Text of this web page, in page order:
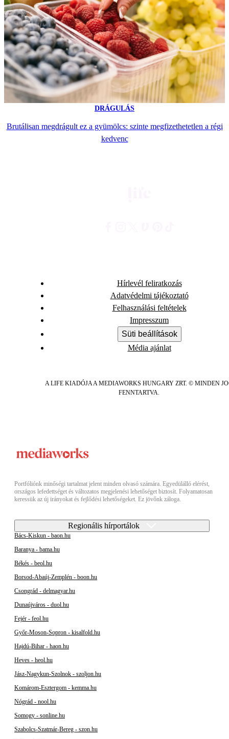
DRÁGULÁS
Brutálisan megdrágult ez a gyümölcs: szinte megfizethetetlen a régi
kedvenc
Hírlevél feliratkozás
Adatvédelmi tájékoztató
Felhasználási feltételek
Impresszum
Süti beállítások
Média ajánlat
A LIFE KIADÓJA A MEDIAWORKS HUNGARY ZRT. © MINDEN
FENNTARTVA.
Portfóliónk minőségi tartalmat jelent minden olvasó számára. Egyedülálló elérést,
országos lefedettséget és változatos megjelenési lehetőséget biztosít. Folyamatosan
keressük az új irányokat és fejlődési lehetőségeket. Ez jövőnk záloga.
Regionális hírportálok
Bács-Kiskun - baon.hu
Baranya - bama.hu
Békés - beol.hu
Borsod-Abaúj-Zemplén - boon.hu
Csongrád - delmagyar.hu
Dunaújváros - duol.hu
Fejér - feol.hu
Győr-Moson-Sopron - kisalfold.hu
Hajdú-Bihar - haon.hu
Heves - heol.hu
Jász-Nagykun-Szolnok - szoljon.hu
Komárom-Esztergom - kemma.hu
Nógrád - nool.hu
Somogy - sonline.hu
Szabolcs-Szatmár-Bereg - szon.hu